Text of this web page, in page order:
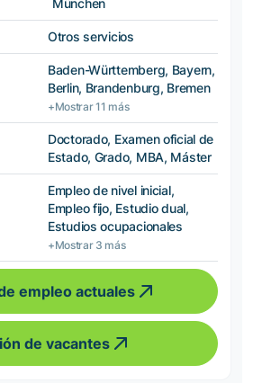
München
Otros servicios
Baden-Württemberg, Bayern,
Berlin, Brandenburg, Bremen
+Mostrar 11 más
Doctorado, Examen oficial de
Estado, Grado, MBA, Máster
Empleo de nivel inicial,
Empleo fijo, Estudio dual,
Estudios ocupacionales
+Mostrar 3 más
empleo actuales
de vacantes